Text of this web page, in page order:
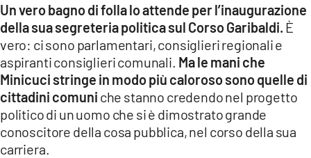
ILREGGINO.IT
COSENZACHANNEL.IT
ILVIBONESE.IT
CATANZAROCHANNEL.IT
LACAPITALENEWS.IT
Un vero bagno di folla lo attende per l’inaugurazione
della sua segreteria politica sul Corso Garibaldi. È
vero: ci sono parlamentari, consiglieri regionali e
aspiranti consiglieri comunali. Ma le mani che
Minicuci stringe in modo più caloroso sono quelle di
cittadini comuni che stanno credendo nel progetto
politico di un uomo che si è dimostrato grande
conoscitore della cosa pubblica, nel corso della sua
carriera.